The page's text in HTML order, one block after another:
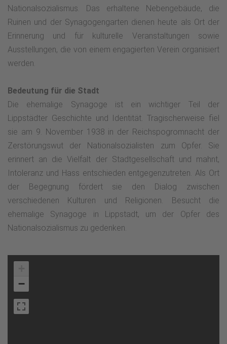
Nationalsozialismus. Das erhaltene Nebengebäude, die
Ruinen und der Synagogengarten dienen heute als Ort der
Erinnerung und für kulturelle Veranstaltungen sowie
Ausstellungen, die von einem engagierten Verein organisiert
werden.
Bedeutung für die Stadt
Die ehemalige Synagoge ist ein wichtiger Teil der
Lippstädter Geschichte und Identität. Tragischerweise fiel
sie am 9. November 1938 in der Reichspogromnacht der
Zerstörungswut der Nationalsozialisten zum Opfer. Sie
erinnert an die Vielfalt der Stadtgesellschaft und mahnt,
Intoleranz und Hass entschieden entgegenzutreten. Als Ort
der Begegnung fördert sie den Dialog zwischen
verschiedenen Kulturen und Religionen. Besucht die
ehemalige Synagoge in Lippstadt, um der Opfer des
Nationalsozialismus zu gedenken.
−